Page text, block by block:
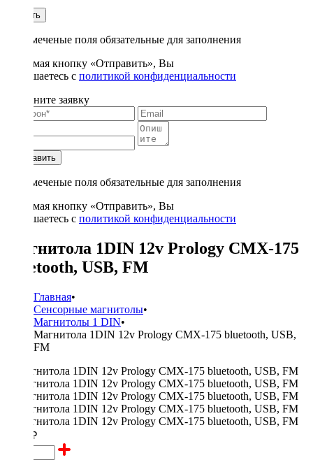
Купить
* - отмеченые поля обязательные для заполнения
Нажимая кнопку «Отправить», Вы
соглашаетесь с политикой конфиденциальности
Заполните заявку
Отправить
* - отмеченые поля обязательные для заполнения
Нажимая кнопку «Отправить», Вы
соглашаетесь с политикой конфиденциальности
Магнитола 1DIN 12v Prology CMX-175
bluetooth, USB, FM
Главная•
Сенсорные магнитолы•
Магнитолы 1 DIN•
Магнитола 1DIN 12v Prology CMX-175 bluetooth, USB,
FM
2900 ₽